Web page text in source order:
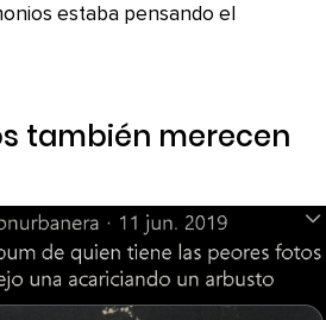
estaba pensando el
también merecen